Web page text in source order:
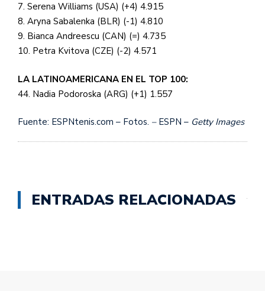
7. Serena Williams (USA) (+4) 4.915
8. Aryna Sabalenka (BLR) (-1) 4.810
9. Bianca Andreescu (CAN) (=) 4.735
10. Petra Kvitova (CZE) (-2) 4.571
LA LATINOAMERICANA EN EL TOP 100:
44. Nadia Podoroska (ARG) (+1) 1.557
Fuente: ESPNtenis.com – Fotos. –ESPN – Getty Images
ENTRADAS RELACIONADAS